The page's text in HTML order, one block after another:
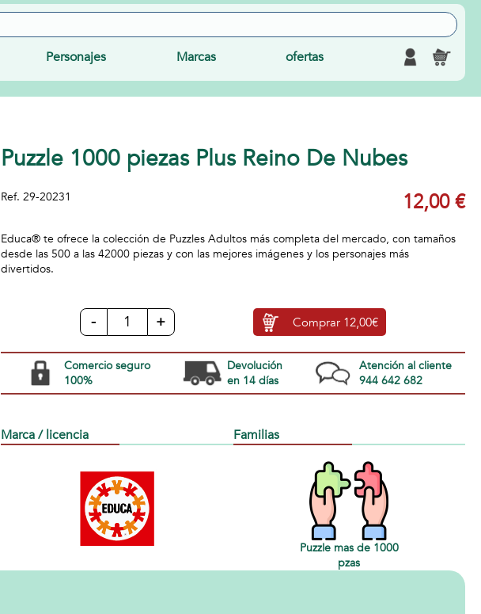
Personajes Marcas ofertas
Puzzle 1000 piezas Plus Reino De Nubes
Ref. 29-20231 12,00 €
Educa® te ofrece la colección de Puzzles Adultos más completa del mercado, con tamaños
desde las 500 a las 42000 piezas y con las mejores imágenes y los personajes más
divertidos.
- + Comprar 12,00€
Comercio seguro
100%
Devolución
en 14 días
Atención al cliente
944 642 682
Marca / licencia Familias
Puzzle mas de 1000
pzas